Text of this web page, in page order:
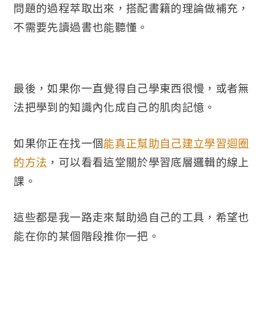
問題的過程萃取出來，搭配書籍的理論做補充，
不需要先讀過書也能聽懂。
最後，如果你一直覺得自己學東西很慢，或者無
法把學到的知識內化成自己的肌肉記憶。
如果你正在找一個能真正幫助自己建立學習迴圈
的方法 ，可以看看這堂關於學習底層邏輯的線上
課。
這些都是我一路走來幫助過自己的工具，希望也
能在你的某個階段推你一把。